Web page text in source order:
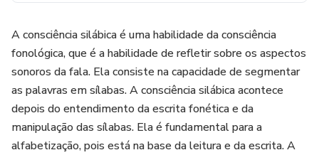
A consciência silábica é uma habilidade da consciência
fonológica, que é a habilidade de refletir sobre os aspectos
sonoros da fala. Ela consiste na capacidade de segmentar
as palavras em sílabas. A consciência silábica acontece
depois do entendimento da escrita fonética e da
manipulação das sílabas. Ela é fundamental para a
alfabetização, pois está na base da leitura e da escrita. A